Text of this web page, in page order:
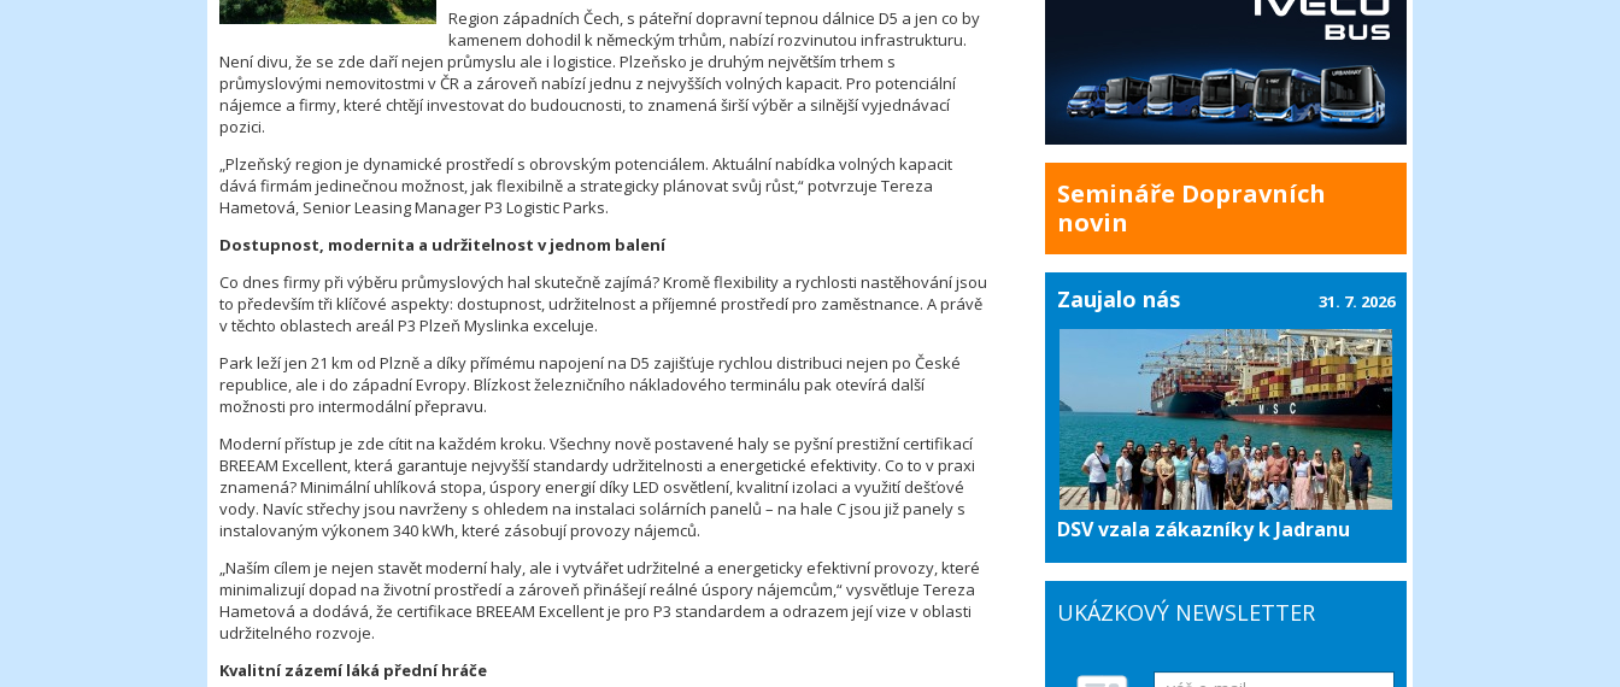
Region západních Čech, s páteřní dopravní tepnou dálnice D5 a jen co by
kamenem dohodil k německým trhům, nabízí rozvinutou infrastrukturu.
Není divu, že se zde daří nejen průmyslu ale i logistice. Plzeňsko je druhým největším trhem s
průmyslovými nemovitostmi v ČR a zároveň nabízí jednu z nejvyšších volných kapacit. Pro potenciální
nájemce a firmy, které chtějí investovat do budoucnosti, to znamená širší výběr a silnější vyjednávací
pozici.
„Plzeňský region je dynamické prostředí s obrovským potenciálem. Aktuální nabídka volných kapacit
dává firmám jedinečnou možnost, jak flexibilně a strategicky plánovat svůj růst,“ potvrzuje Tereza
Hametová, Senior Leasing Manager P3 Logistic Parks.
Dostupnost, modernita a udržitelnost v jednom balení
Co dnes firmy při výběru průmyslových hal skutečně zajímá? Kromě flexibility a rychlosti nastěhování jsou
to především tři klíčové aspekty: dostupnost, udržitelnost a příjemné prostředí pro zaměstnance. A právě
v těchto oblastech areál P3 Plzeň Myslinka exceluje.
Park leží jen 21 km od Plzně a díky přímému napojení na D5 zajišťuje rychlou distribuci nejen po České
republice, ale i do západní Evropy. Blízkost železničního nákladového terminálu pak otevírá další
možnosti pro intermodální přepravu.
Moderní přístup je zde cítit na každém kroku. Všechny nově postavené haly se pyšní prestižní certifikací
BREEAM Excellent, která garantuje nejvyšší standardy udržitelnosti a energetické efektivity. Co to v praxi
znamená? Minimální uhlíková stopa, úspory energií díky LED osvětlení, kvalitní izolaci a využití dešťové
vody. Navíc střechy jsou navrženy s ohledem na instalaci solárních panelů – na hale C jsou již panely s
instalovaným výkonem 340 kWh, které zásobují provozy nájemců.
„Naším cílem je nejen stavět moderní haly, ale i vytvářet udržitelné a energeticky efektivní provozy, které
minimalizují dopad na životní prostředí a zároveň přinášejí reálné úspory nájemcům,“ vysvětluje Tereza
Hametová a dodává, že certifikace BREEAM Excellent je pro P3 standardem a odrazem její vize v oblasti
udržitelného rozvoje.
Kvalitní zázemí láká přední hráče
Semináře Dopravních
novin
Zaujalo nás
DSV vzala zákazníky k Jadranu
31. 7. 2026
UKÁZKOVÝ NEWSLETTER